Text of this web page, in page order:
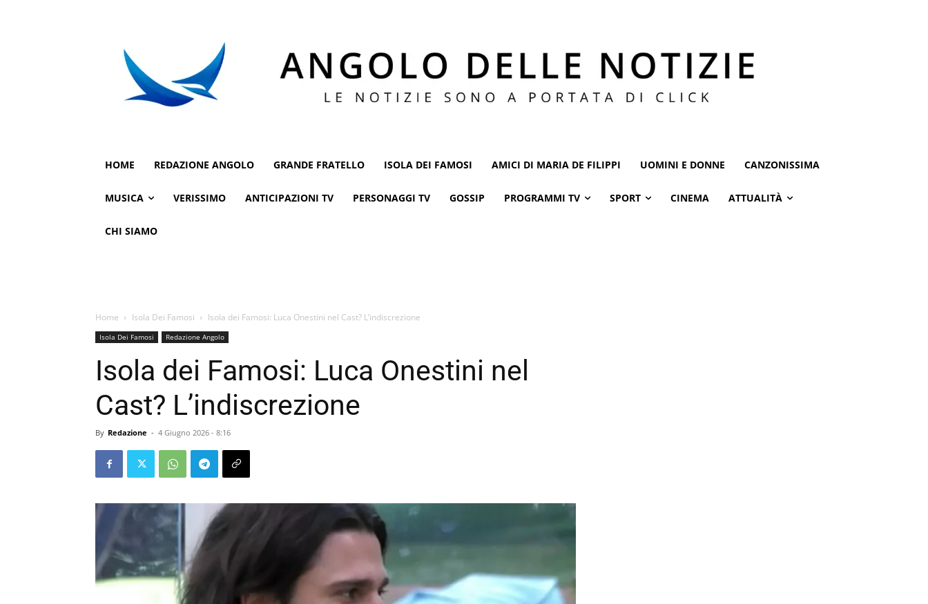
HOME REDAZIONE ANGOLO GRANDE FRATELLO ISOLA DEI FAMOSI AMICI DI MARIA DE FILIPPI UOMINI E DONNE CANZONISSIMA
MUSICA VERISSIMO ANTICIPAZIONI TV PERSONAGGI TV GOSSIP PROGRAMMI TV SPORT CINEMA ATTUALITÀ
CHI SIAMO
Home Isola Dei Famosi Isola dei Famosi: Luca Onestini nel Cast? L’indiscrezione
Isola Dei Famosi Redazione Angolo
Isola dei Famosi: Luca Onestini nel
Cast? L’indiscrezione
By Redazione - 4 Giugno 2026 - 8:16